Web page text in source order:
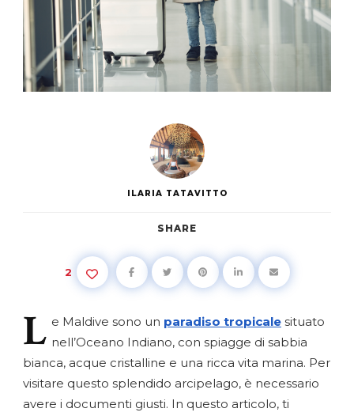
ILARIA TATAVITTO
SHARE
2
L e Maldive sono un paradiso tropicale situato
nell’Oceano Indiano, con spiagge di sabbia
bianca, acque cristalline e una ricca vita marina. Per
visitare questo splendido arcipelago, è necessario
avere i documenti giusti. In questo articolo, ti